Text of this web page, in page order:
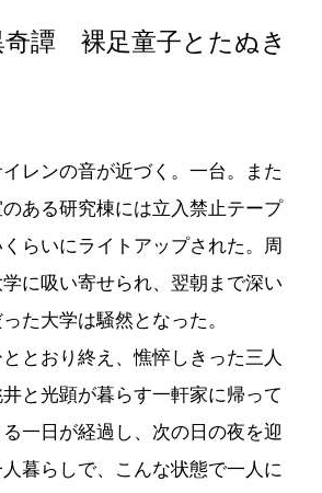
奇譚 裸足童子とたぬき
レンの音が近づく。一台。また
ある研究棟には立入禁止テープ
らいにライトアップされた。周
に吸い寄せられ、翌朝まで深い
た大学は騒然となった。
とおり終え、憔悴しきった三人
と光顕が暮らす一軒家に帰って
一日が経過し、次の日の夜を迎
暮らしで、こんな状態で一人に